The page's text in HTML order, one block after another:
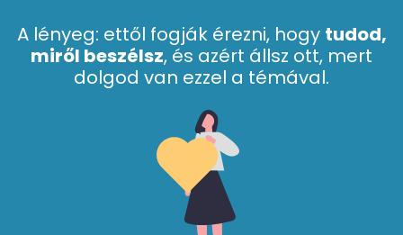
A lényeg: ettől fogják érezni, hogy tudod,
miről beszélsz, és azért állsz ott, mert
dolgod van ezzel a témával.